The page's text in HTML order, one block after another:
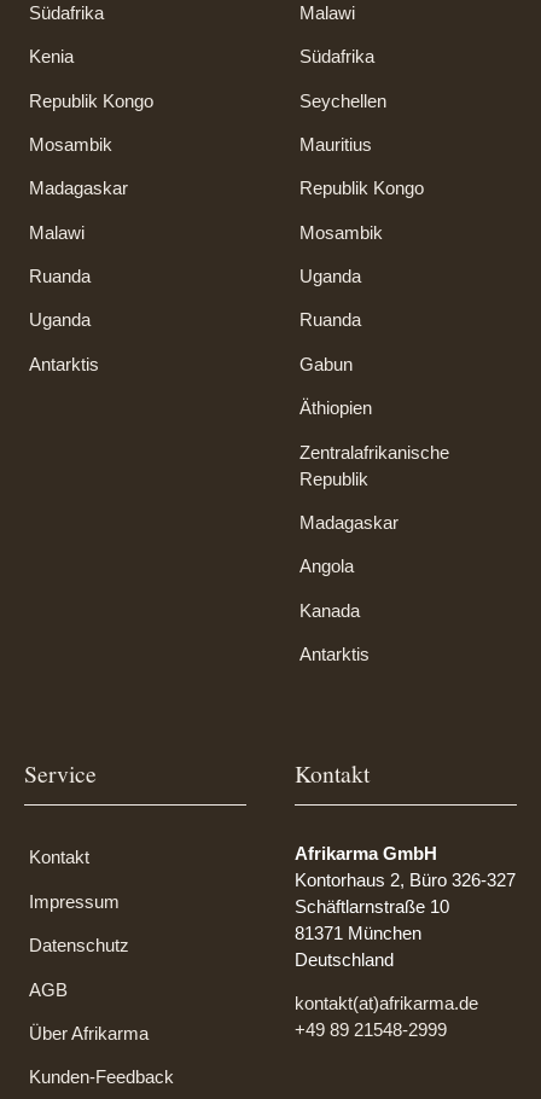
Südafrika
Kenia
Republik Kongo
Mosambik
Madagaskar
Malawi
Ruanda
Uganda
Antarktis
Malawi
Südafrika
Seychellen
Mauritius
Republik Kongo
Mosambik
Uganda
Ruanda
Gabun
Äthiopien
Zentralafrikanische
Republik
Madagaskar
Angola
Kanada
Antarktis
Service
Kontakt
Impressum
Datenschutz
AGB
Über Afrikarma
Kunden-Feedback
Kontakt
Afrikarma GmbH
Kontorhaus 2, Büro 326-327
Schäftlarnstraße 10
81371 München
Deutschland
kontakt(at)afrikarma.de
+49 89 21548-2999